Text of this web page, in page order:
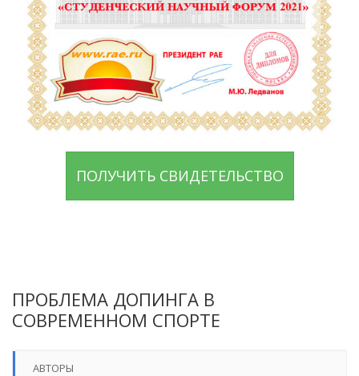
ПОЛУЧИТЬ СВИДЕТЕЛЬСТВО
ПРОБЛЕМА ДОПИНГА В
СОВРЕМЕННОМ СПОРТЕ
АВТОРЫ